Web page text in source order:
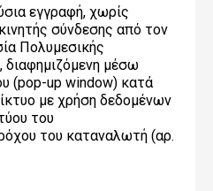
εγγραφή, χωρίς
σύνδεσης από τον
Πολυμεσικής
μέσω
(pop-up window) κατά
με χρήση δεδομένων
του
του καταναλωτή (αρ.